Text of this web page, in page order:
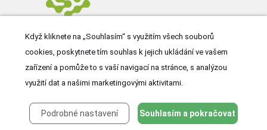
Když kliknete na „Souhlasím“ s využitím všech souborů
cookies, poskytnete tím souhlas k jejich ukládání ve vašem
zařízení a pomůže to s vaší navigací na stránce, s analýzou
využití dat a našimi marketingovými aktivitami.
Podrobné nastavení Souhlasím a pokračovat